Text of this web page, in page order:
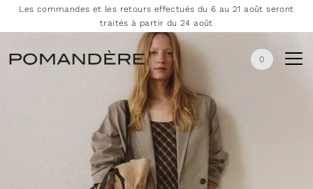
Les commandes et les retours effectués du 6 au 21 août seront
traités à partir du 24 août
0